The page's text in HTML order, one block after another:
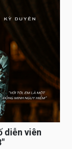
diễn viên